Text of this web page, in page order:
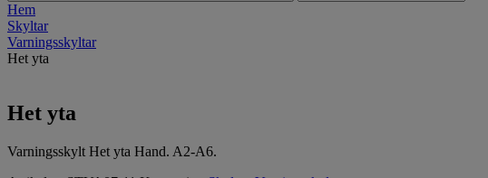
Hem
Skyltar
Varningsskyltar
Het yta
Het yta
Varningsskylt Het yta Hand. A2-A6.